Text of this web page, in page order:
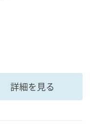
詳細を見る